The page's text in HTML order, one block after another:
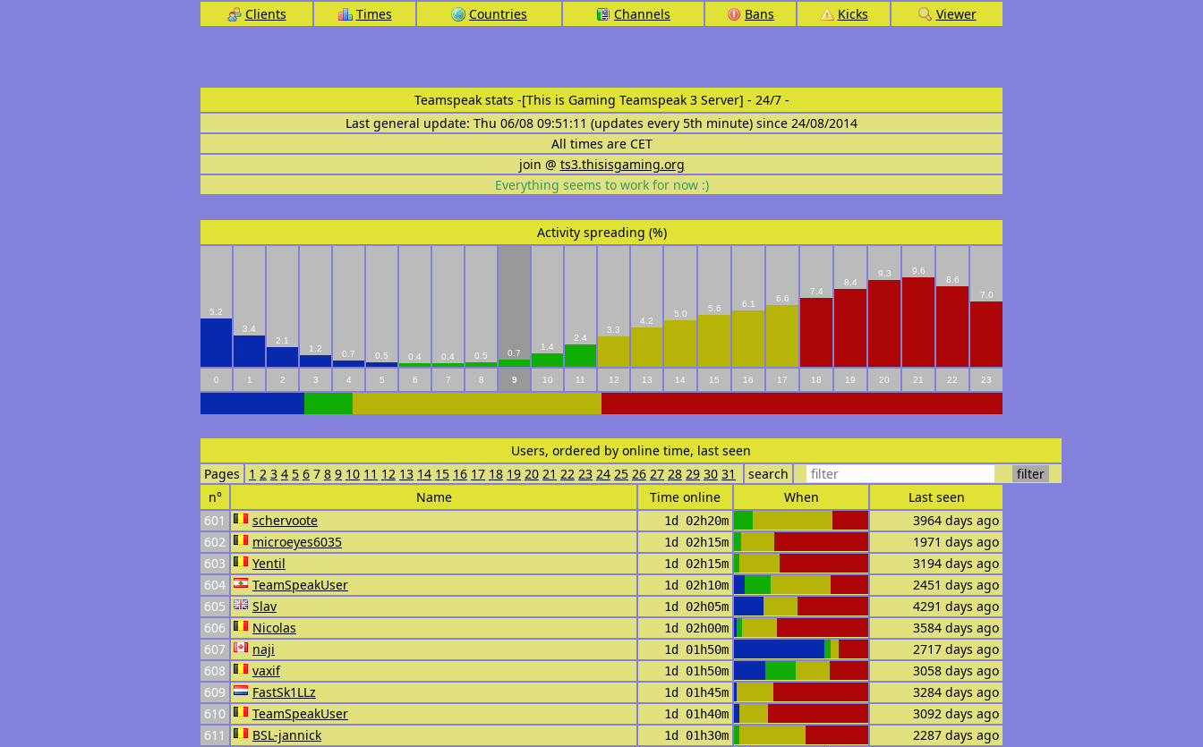
Clients Times Countries Channels Bans Kicks Viewer
Teamspeak stats -[This is Gaming Teamspeak 3 Server] - 24/7 -
Last general update: Thu 06/08 09:51:11 (updates every 5th minute) since 24/08/2014
All times are CET
join @ ts3.thisisgaming.org
Everything seems to work for now :)
Activity spreading (%)
5.2
3.4
2.1
1.2
0.7 0.5 0.4 0.4 0.5 0.7
1.4
2.4
3.3
4.2
5.0
5.6 6.1
6.6
7.4
8.4
9.3
9.6
8.6
7.0
0 1 2 3 4 5 6 7 8 9 10 11 12 13 14 15 16 17 18 19 20 21 22 23
Users, ordered by online time, last seen
Pages
1 2 3 4 5 6 7 8 9 10 11 12 13 14 15 16 17 18 19 20 21 22 23 24 25 26 27 28 29 30 31
search
n°
Name Time online When
Last seen
601
schervoote 1d 02h20m
3964 days ago
602
microeyes6035 1d 02h15m
1971 days ago
603
Yentil 1d 02h15m
3194 days ago
604
TeamSpeakUser 1d 02h10m
2451 days ago
605
Slav 1d 02h05m
4291 days ago
606
Nicolas 1d 02h00m
3584 days ago
607
naji 1d 01h50m
2717 days ago
608
vaxif 1d 01h50m
3058 days ago
609
FastSk1LLz 1d 01h45m
3284 days ago
610
TeamSpeakUser 1d 01h40m
3092 days ago
611
BSL-jannick 1d 01h30m
2287 days ago